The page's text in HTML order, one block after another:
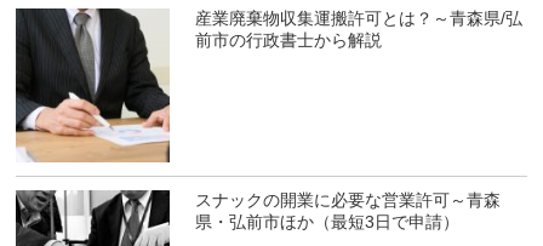
産業廃棄物収集運搬許可とは？～青森県/弘
前市の行政書士から解説
スナックの開業に必要な営業許可～青森
県・弘前市ほか（最短3日で申請）